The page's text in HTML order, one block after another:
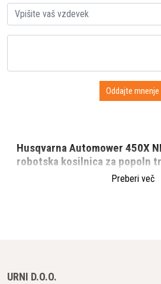
Husqvarna Automower 450X
robotska kosilnica za popoln
Napredna tehnologija zaPreberi več
URNI D.O.O.